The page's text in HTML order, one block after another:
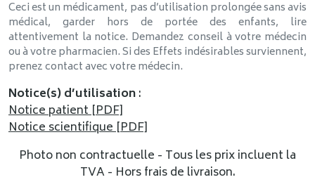
Ceci est un médicament, pas d’utilisation prolongée sans avis
médical, garder hors de portée des enfants, lire
attentivement la notice. Demandez conseil à votre médecin
ou à votre pharmacien. Si des Effets indésirables surviennent,
prenez contact avec votre médecin.
Notice(s) d’utilisation:
Notice patient [PDF]
Notice scientifique [PDF]
Photo non contractuelle - Tous les prix incluent la
TVA - Hors frais de livraison.